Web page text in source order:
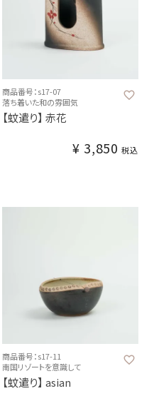
商品番号：s17-07
落ち着いた和の雰囲気
【蚊遣り】 赤花
¥ 3,850 税込
商品番号：s17-11
南国リゾートを意識して
【蚊遣り】 asian